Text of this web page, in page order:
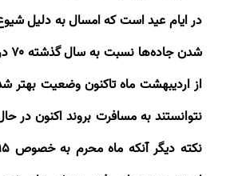
در ایام عید است که امسال به دلیل
شدن جاده‌ها نسبت به سال گذشته۷۰
از اردیبهشت ماه تاکنون وضعیت بهتر
نتوانستند به مسافرت بروند اکنون در
نکته دیگر آنکه ماه محرم به خصوص